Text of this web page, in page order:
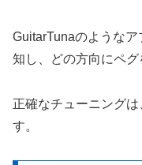
GuitarTunaのような
知し、どの方向にペグ
正確なチューニング
す。